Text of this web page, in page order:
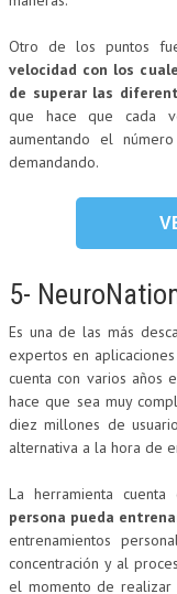
Otro de los puntos
velocidad con los
de superar las
que hace que cada
aumentando el
demandando.
5-
Es una de las más
expertos en
cuenta con varios años
hace que sea muy
diez millones de
alternativa a la hora de
La herramienta cuenta
persona pueda
entrenamientos
concentración y al
el momento de realizar